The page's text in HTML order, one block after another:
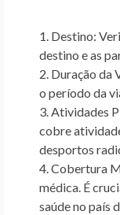
Destino:
destino e as
Duração da
o período da
Atividades
cobre
desportos
Cobertura
médica. É
saúde no país